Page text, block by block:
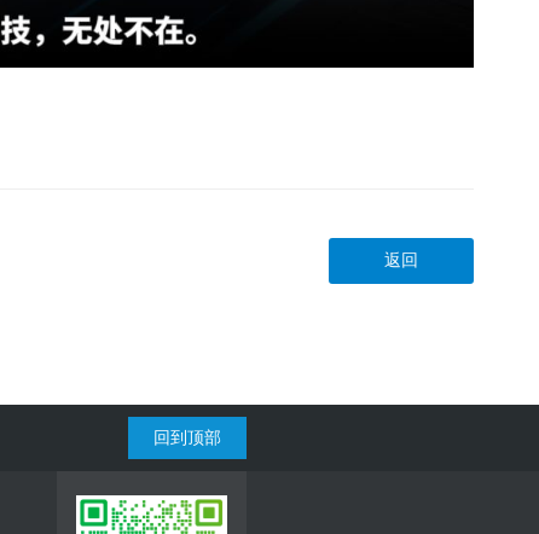
返回
回到顶部